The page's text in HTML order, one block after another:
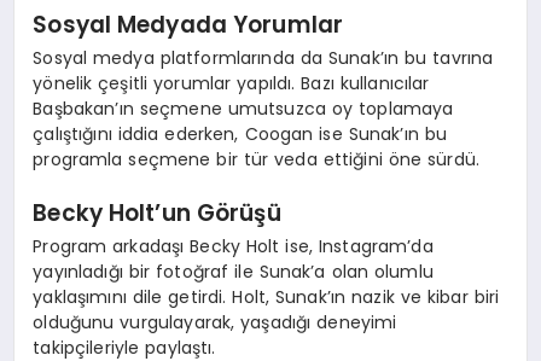
Sosyal Medyada Yorumlar
Sosyal medya platformlarında da Sunak’ın bu tavrına
yönelik çeşitli yorumlar yapıldı. Bazı kullanıcılar
Başbakan’ın seçmene umutsuzca oy toplamaya
çalıştığını iddia ederken, Coogan ise Sunak’ın bu
programla seçmene bir tür veda ettiğini öne sürdü.
Becky Holt’un Görüşü
Program arkadaşı Becky Holt ise, Instagram’da
yayınladığı bir fotoğraf ile Sunak’a olan olumlu
yaklaşımını dile getirdi. Holt, Sunak’ın nazik ve kibar biri
olduğunu vurgulayarak, yaşadığı deneyimi
takipçileriyle paylaştı.